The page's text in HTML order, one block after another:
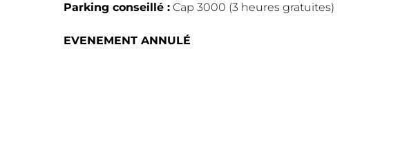
Parking conseillé : Cap 3000 (3 heures gratuites)
EVENEMENT ANNULÉ